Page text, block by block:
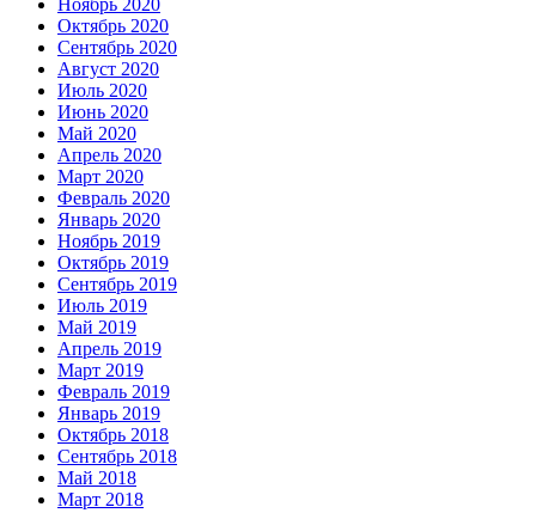
Ноябрь 2020
Октябрь 2020
Сентябрь 2020
Август 2020
Июль 2020
Июнь 2020
Май 2020
Апрель 2020
Март 2020
Февраль 2020
Январь 2020
Ноябрь 2019
Октябрь 2019
Сентябрь 2019
Июль 2019
Май 2019
Апрель 2019
Март 2019
Февраль 2019
Январь 2019
Октябрь 2018
Сентябрь 2018
Май 2018
Март 2018